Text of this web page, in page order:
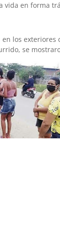
vida en forma
los
se